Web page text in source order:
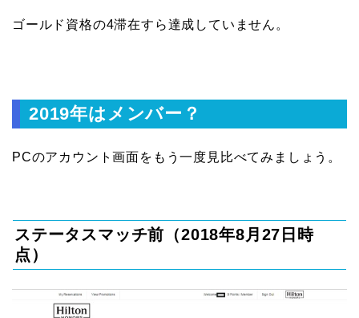
ゴールド資格の4滞在すら達成していません。
2019年はメンバー？
PCのアカウント画面をもう一度見比べてみましょう。
ステータスマッチ前（2018年8月27日時
点）